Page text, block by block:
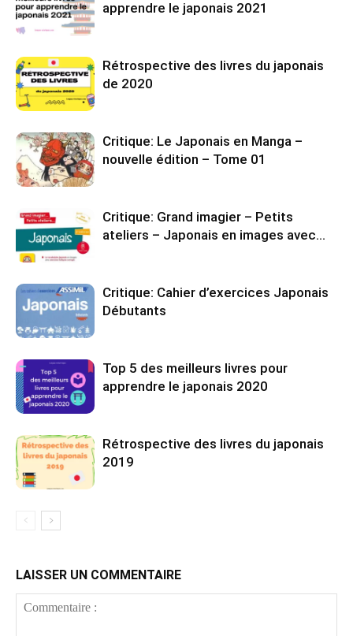
apprendre le japonais 2021
Rétrospective des livres du japonais
de 2020
Critique: Le Japonais en Manga –
nouvelle édition – Tome 01
Critique: Grand imagier – Petits
ateliers – Japonais en images avec…
Critique: Cahier d’exercices Japonais
Débutants
Top 5 des meilleurs livres pour
apprendre le japonais 2020
Rétrospective des livres du japonais
2019
LAISSER UN COMMENTAIRE